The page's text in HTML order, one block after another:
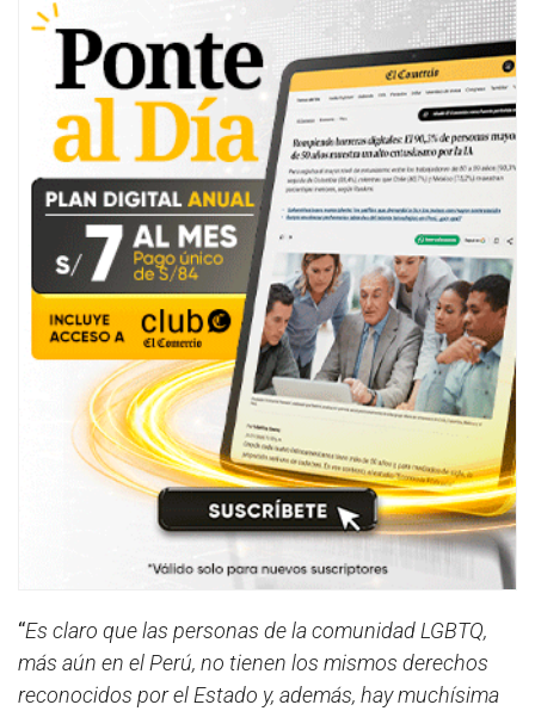
“Es claro que las personas de la comunidad LGBTQ,
más aún en el Perú, no tienen los mismos derechos
reconocidos por el Estado y, además, hay muchísima